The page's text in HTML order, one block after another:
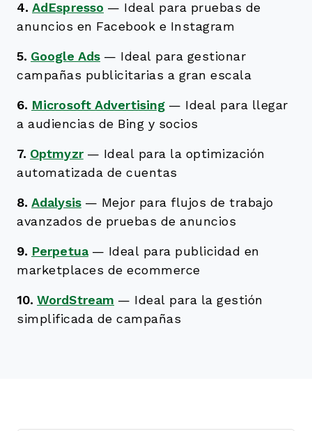
4. AdEspresso — Ideal para pruebas de
anuncios en Facebook e Instagram
5. Google Ads — Ideal para gestionar
campañas publicitarias a gran escala
6. Microsoft Advertising — Ideal para llegar
a audiencias de Bing y socios
7. Optmyzr — Ideal para la optimización
automatizada de cuentas
8. Adalysis — Mejor para flujos de trabajo
avanzados de pruebas de anuncios
9. Perpetua — Ideal para publicidad en
marketplaces de ecommerce
10. WordStream — Ideal para la gestión
simplificada de campañas